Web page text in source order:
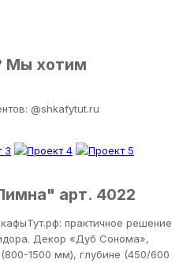
Мы хотим
@shkafytut.ru
арт. 4022
практичное решение
Декор «Дуб Сонома»,
1500 мм), глубине (450/600